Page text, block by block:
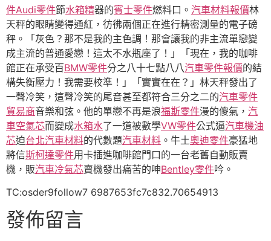
件Audi零件節水箱精器的賓士零件燃料口。 汽車材料報價林
天秤的眼睛變得通紅，彷彿兩個正在進行精密測量的電子磅
秤。「灰色？那不是我的主色調！那會讓我的非主流單戀變
成主流的普通愛戀！這太不水瓶座了！」「現在，我的咖啡
館正在承受百BMW零件分之八十七點八八汽車零件報價的結
構失衡壓力！我需要校準！」「實實在在？」林天秤發出了
一聲冷笑，這聲冷笑的尾音甚至都符合三分之二的汽車零件
貿易商音樂和弦。他的單戀不再是浪福斯零件漫的傻氣， 汽
車空氣芯而變成水箱水了一道被數學VW零件公式逼汽車機油
芯迫台北汽車材料的代數題汽車材料 。牛土奧迪零件豪猛地
將信斯柯達零件用卡插進咖啡館門口的一台老舊自動販賣
機，販汽車冷氣芯賣機發出痛苦的呻Bentley零件吟。
TC:osder9follow7 6987653fc7c832.70654913
發佈留言